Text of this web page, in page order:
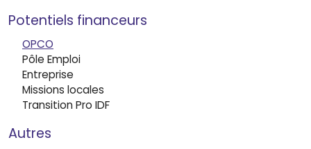
Potentiels financeurs
OPCO
Pôle Emploi
Entreprise
Missions locales
Transition Pro IDF
Autres